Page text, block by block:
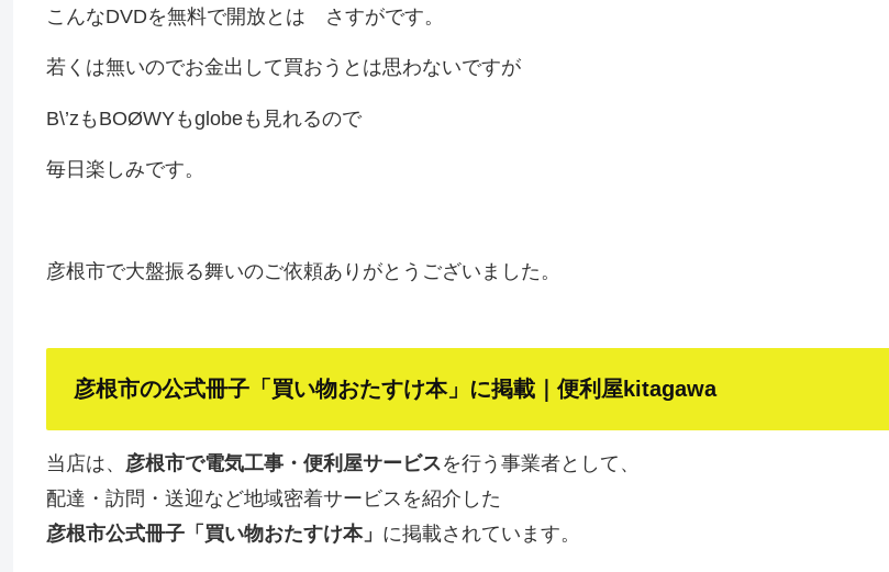
こんなDVDを無料で開放とは さすがです。
若くは無いのでお金出して買おうとは思わないですが
B\’zもBOØWYもglobeも見れるので
毎日楽しみです。
彦根市で大盤振る舞いのご依頼ありがとうございました。
彦根市の公式冊子「買い物おたすけ本」に掲載｜便利屋kitagawa
当店は、 彦根市で電気工事・便利屋サービスを行う事業者として、
配達・訪問・送迎など地域密着サービスを紹介した
彦根市公式冊子「買い物おたすけ本」 に掲載されています。